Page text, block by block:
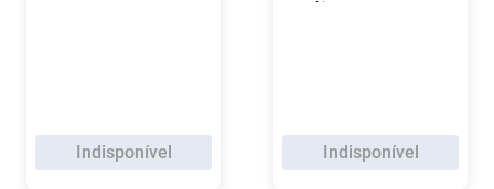
Indisponível Indisponível